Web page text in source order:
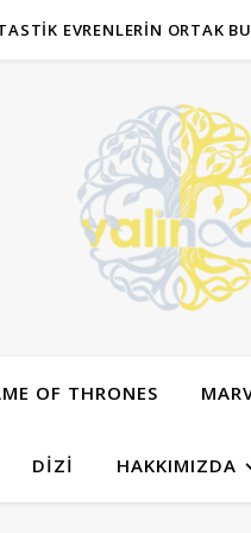
EVRENLERIN ORTAK
OF THRONES
DIZI HAKKIMIZDA